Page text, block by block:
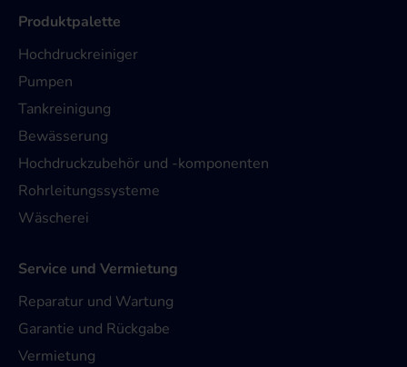
Produktpalette
Hochdruckreiniger
Pumpen
Tankreinigung
Bewässerung
Hochdruckzubehör und -komponenten
Rohrleitungssysteme
Wäscherei
Service und Vermietung
Reparatur und Wartung
Garantie und Rückgabe
Vermietung